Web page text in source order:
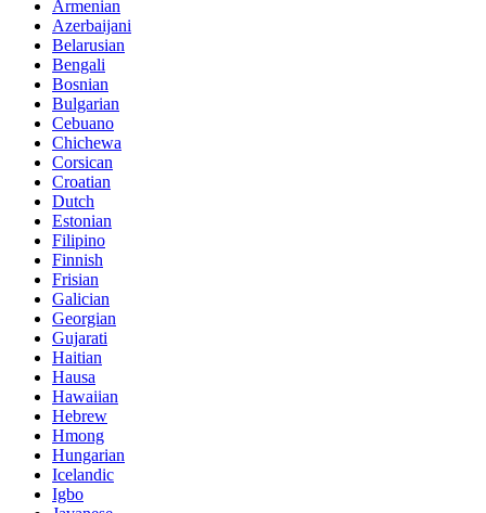
Armenian
Azerbaijani
Belarusian
Bengali
Bosnian
Bulgarian
Cebuano
Chichewa
Corsican
Croatian
Dutch
Estonian
Filipino
Finnish
Frisian
Galician
Georgian
Gujarati
Haitian
Hausa
Hawaiian
Hebrew
Hmong
Hungarian
Icelandic
Igbo